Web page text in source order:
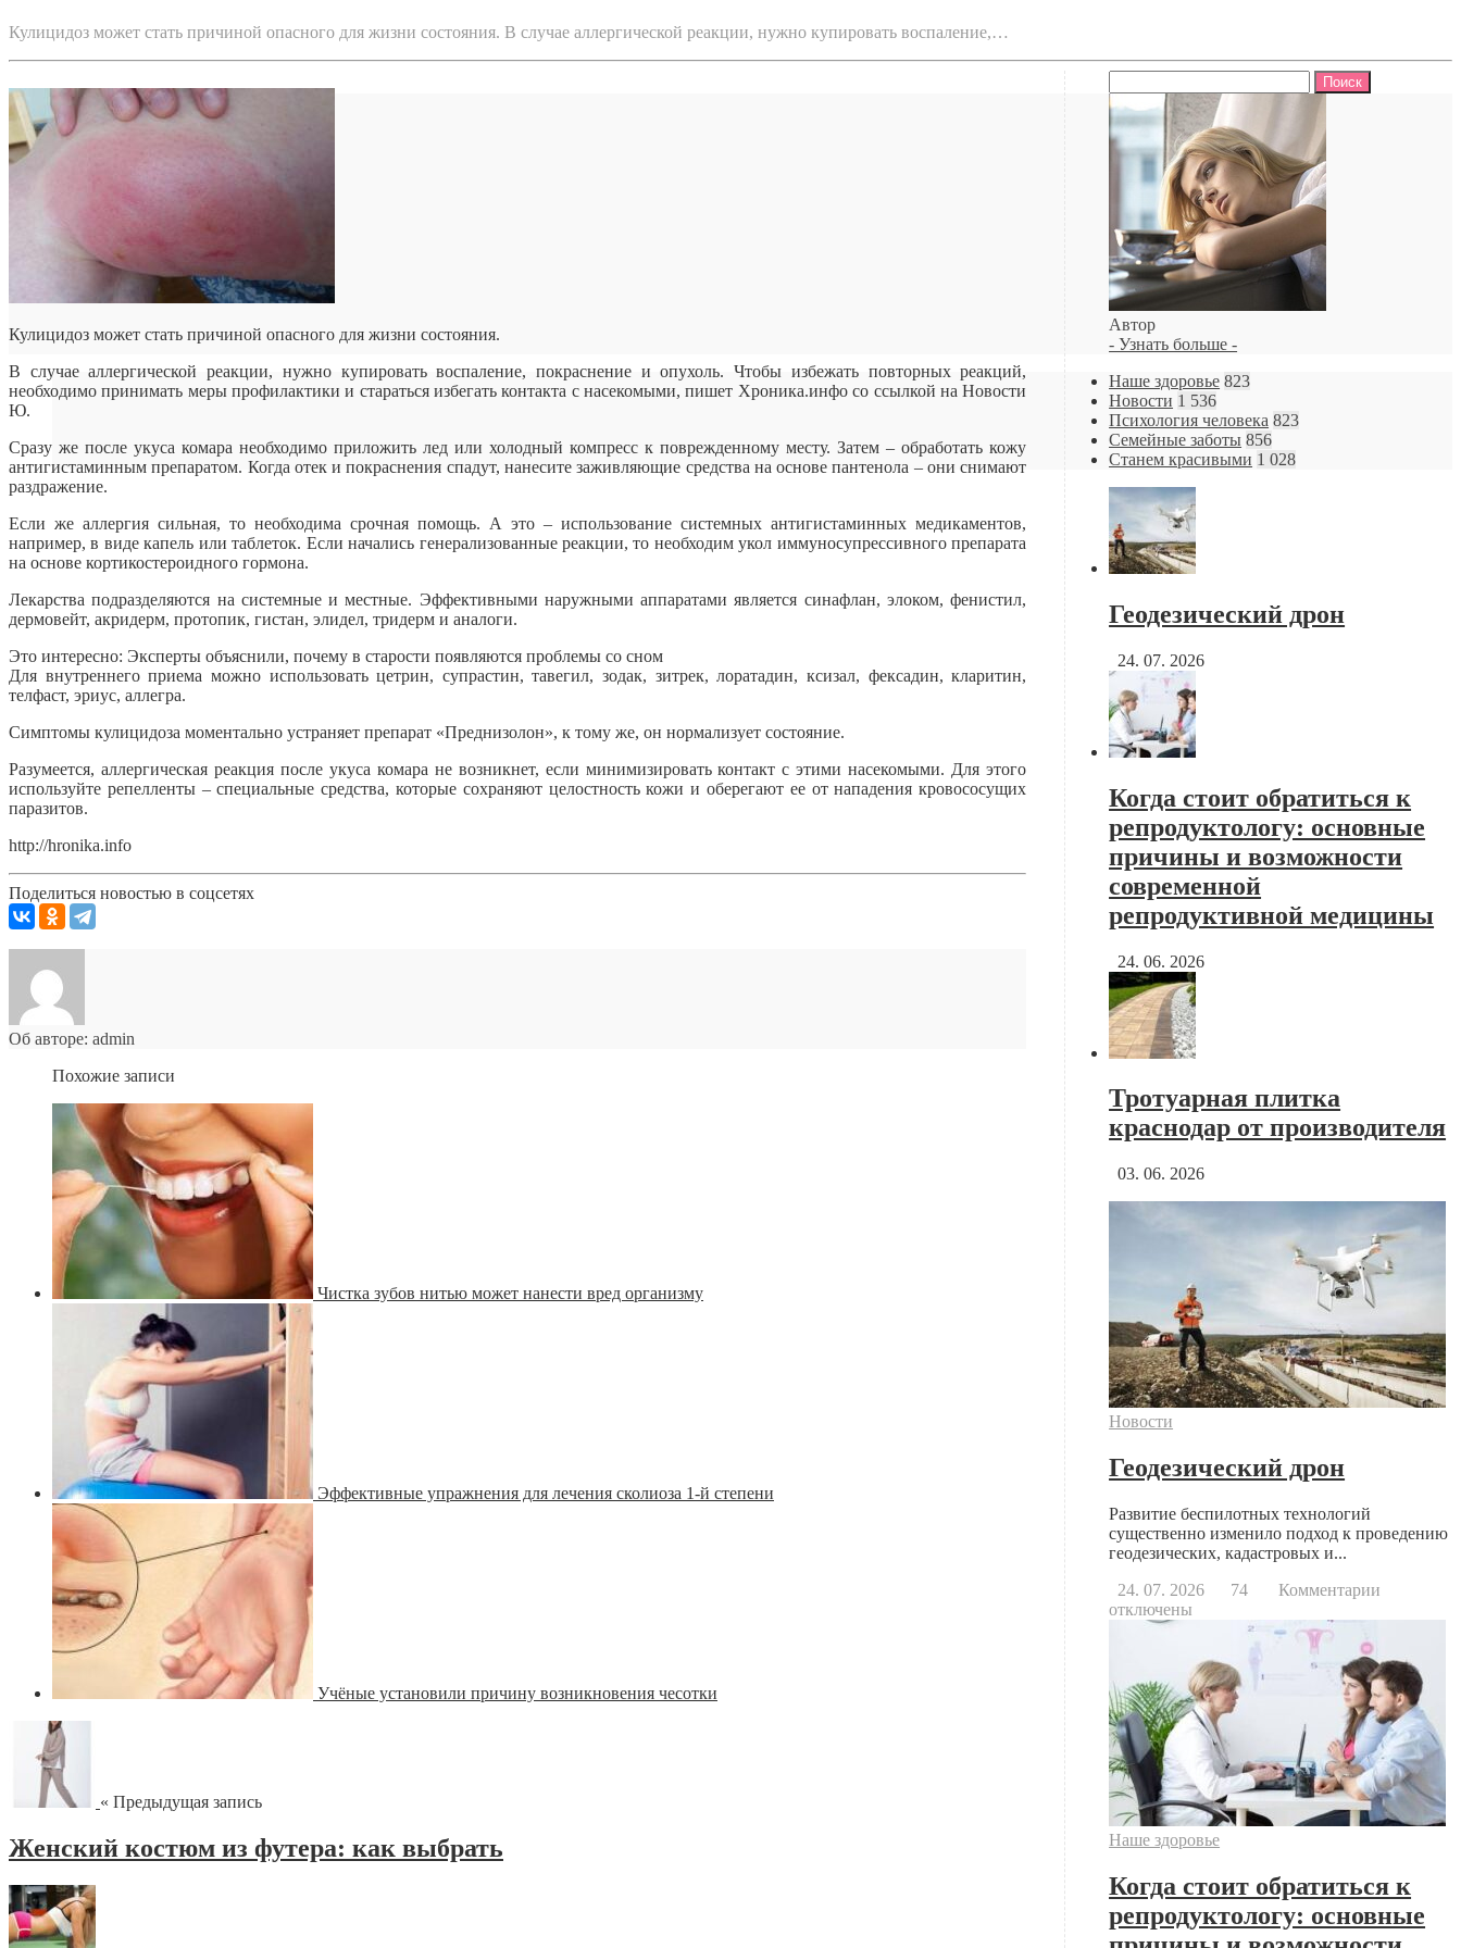
Кулицидоз может стать причиной опасного для жизни состояния. В случае аллергической реакции, нужно купировать воспаление,…
Кулицидоз может стать причиной опасного для жизни состояния.
В случае аллергической реакции, нужно купировать воспаление, покраснение и опухоль. Чтобы избежать повторных реакций,
необходимо принимать меры профилактики и стараться избегать контакта с насекомыми, пишет Хроника.инфо со ссылкой на Новости
Ю.
Сразу же после укуса комара необходимо приложить лед или холодный компресс к поврежденному месту. Затем – обработать кожу
антигистаминным препаратом. Когда отек и покраснения спадут, нанесите заживляющие средства на основе пантенола – они снимают
раздражение.
Если же аллергия сильная, то необходима срочная помощь. А это – использование системных антигистаминных медикаментов,
например, в виде капель или таблеток. Если начались генерализованные реакции, то необходим укол иммуносупрессивного препарата
на основе кортикостероидного гормона.
Лекарства подразделяются на системные и местные. Эффективными наружными аппаратами является синафлан, элоком, фенистил,
дермовейт, акридерм, протопик, гистан, элидел, тридерм и аналоги.
Это интересно: Эксперты объяснили, почему в старости появляются проблемы со сном
Для внутреннего приема можно использовать цетрин, супрастин, тавегил, зодак, зитрек, лоратадин, ксизал, фексадин, кларитин,
телфаст, эриус, аллегра.
Симптомы кулицидоза моментально устраняет препарат «Преднизолон», к тому же, он нормализует состояние.
Разумеется, аллергическая реакция после укуса комара не возникнет, если минимизировать контакт с этими насекомыми. Для этого
используйте репелленты – специальные средства, которые сохраняют целостность кожи и оберегают ее от нападения кровососущих
паразитов.
http://hronika.info
Поделиться новостью в соцсетях
Об авторе: admin
Похожие записи
Чистка зубов нитью может нанести вред организму
Эффективные упражнения для лечения сколиоза 1-й степени
Учёные установили причину возникновения чесотки
« Предыдущая запись
Женский костюм из футера: как выбрать
Автор
- Узнать больше -
Наше здоровье 823
Новости 1 536
Психология человека 823
Семейные заботы 856
Станем красивыми 1 028
Геодезический дрон
24. 07. 2026
Когда стоит обратиться к
репродуктологу: основные
причины и возможности
современной
репродуктивной медицины
24. 06. 2026
Тротуарная плитка
краснодар от производителя
03. 06. 2026
Новости
Геодезический дрон
Развитие беспилотных технологий
существенно изменило подход к проведению
геодезических, кадастровых и...
24. 07. 2026
74 Комментарии
отключены
Наше здоровье
Когда стоит обратиться к
репродуктологу: основные